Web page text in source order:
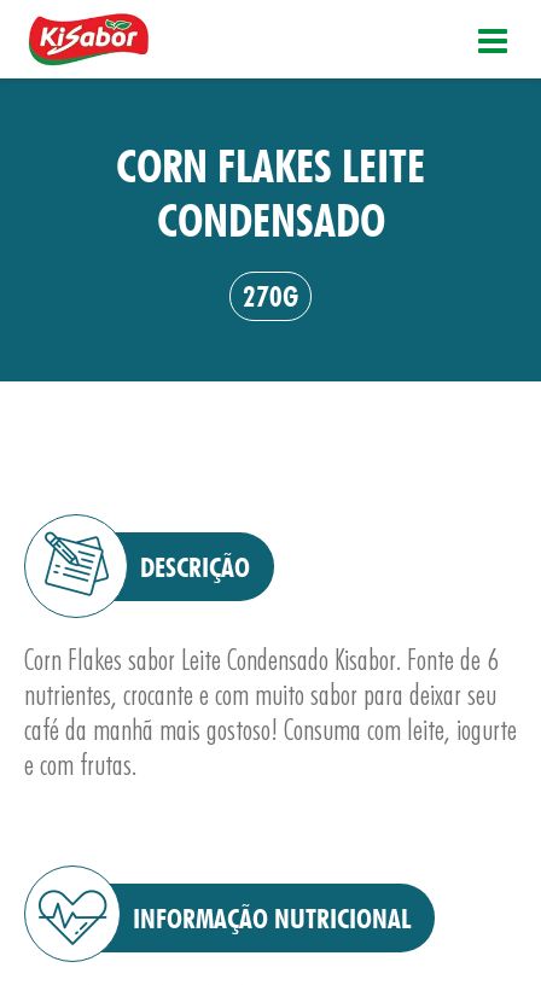
CORN FLAKES LEITE
CONDENSADO
270G
DESCRIÇÃO
Corn Flakes sabor Leite Condensado Kisabor. Fonte de 6
nutrientes, crocante e com muito sabor para deixar seu
café da manhã mais gostoso! Consuma com leite, iogurte
e com frutas.
INFORMAÇÃO NUTRICIONAL